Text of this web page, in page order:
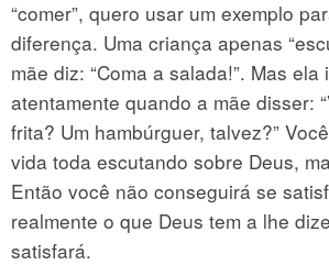
“comer”, quero usar um exemplo
diferença. Uma criança apenas
mãe diz: “Coma a salada!”. Mas
atentamente quando a mãe disser:
frita? Um hambúrguer, talvez?”
vida toda escutando sobre Deus,
Então você não conseguirá se
realmente o que Deus tem a lhe
satisfará.